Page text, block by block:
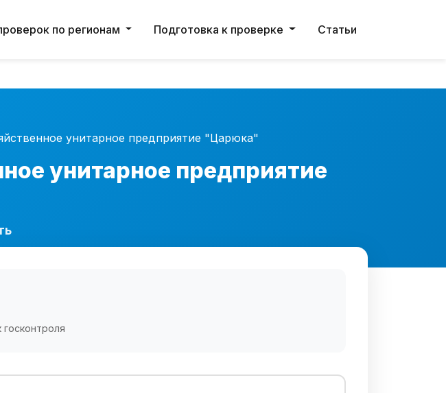
по регионам Подготовка к проверке Статьи
унитарное предприятие "Царюка"
унитарное предприятие